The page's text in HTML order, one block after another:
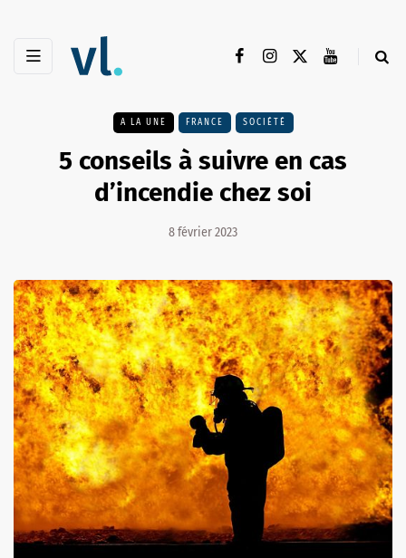
A LA UNE FRANCE SOCIÉTÉ
5 conseils à suivre en cas
d’incendie chez soi
8 février 2023